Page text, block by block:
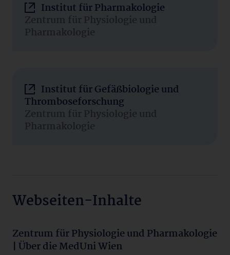
Institut für Pharmakologie
Zentrum für Physiologie und
Pharmakologie
Institut für Gefäßbiologie und
Thromboseforschung
Zentrum für Physiologie und
Pharmakologie
Webseiten-Inhalte
Zentrum für Physiologie und Pharmakologie
| Über die MedUni Wien